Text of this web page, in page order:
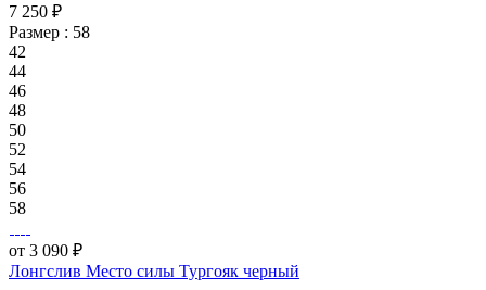
7 250 ₽
Размер : 58
42
44
46
48
50
52
54
56
58
от 3 090 ₽
Лонгслив Место силы Тургояк черный